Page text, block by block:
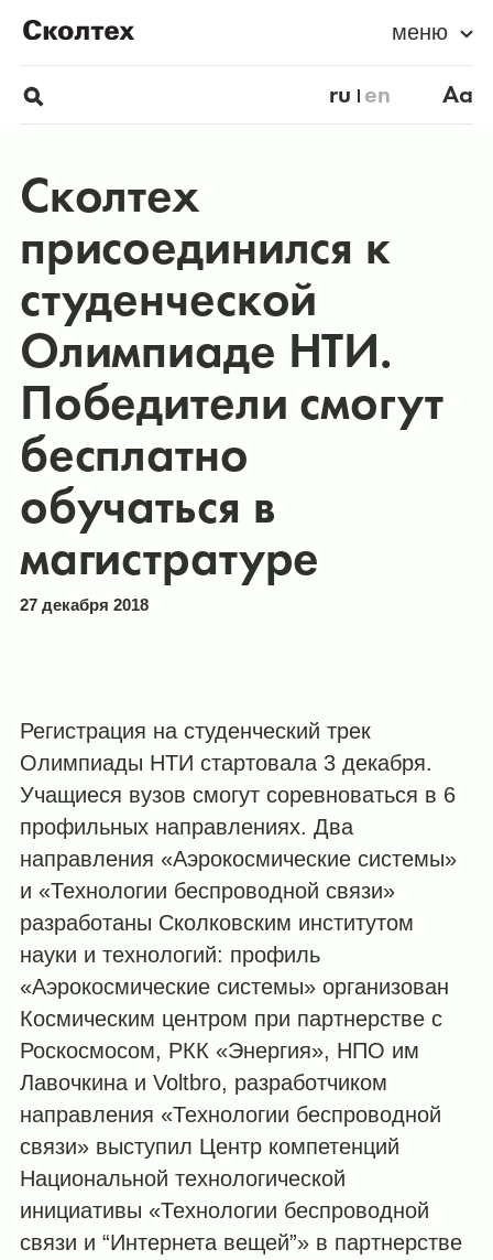
меню
ru en Aa
Сколтех
присоединился к
студенческой
Олимпиаде НТИ.
Победители смогут
бесплатно
обучаться в
магистратуре
27 декабря 2018
Регистрация на студенческий трек
Олимпиады НТИ стартовала 3 декабря.
Учащиеся вузов смогут соревноваться в 6
профильных направлениях. Два
направления «Аэрокосмические системы»
и «Технологии беспроводной связи»
разработаны Сколковским институтом
науки и технологий: профиль
«Аэрокосмические системы» организован
Космическим центром при партнерстве с
Роскосмосом, РКК «Энергия», НПО им
Лавочкина и Voltbro, разработчиком
направления «Технологии беспроводной
связи» выступил Центр компетенций
Национальной технологической
инициативы «Технологии беспроводной
связи и “Интернета вещей”» в партнерстве